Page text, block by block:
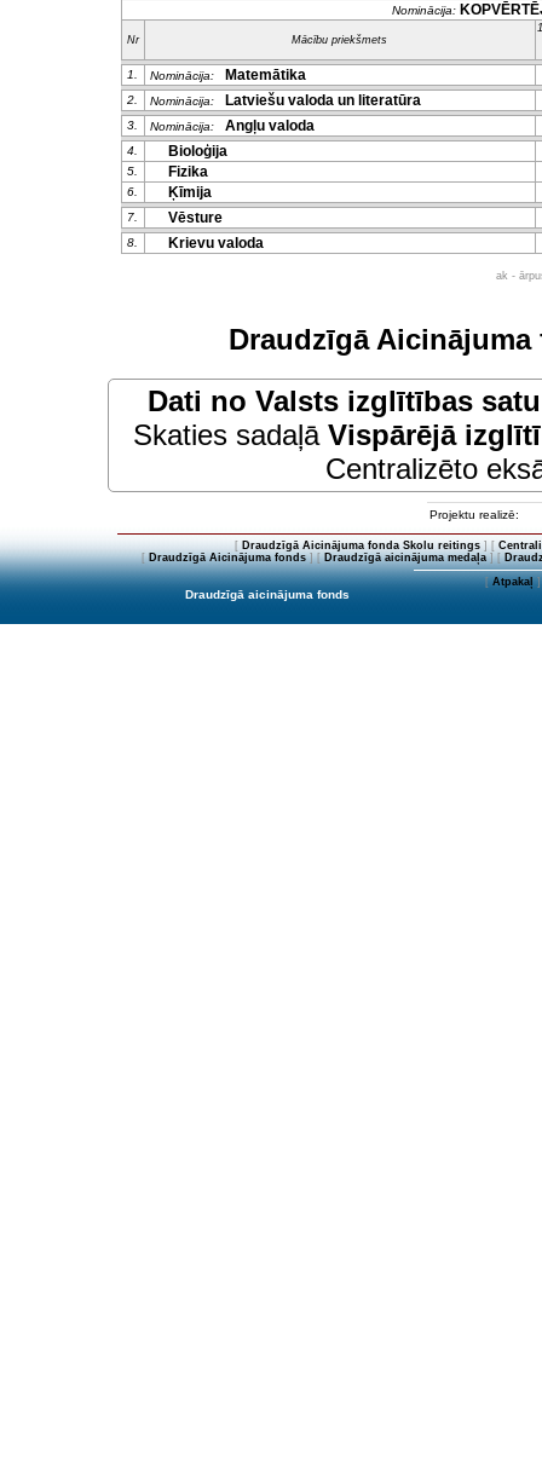
Nominācija:
Nr Mācību priekšmets
1. Nominācija: Matemātika
2. Nominācija: Latviešu valoda un literatūra
3. Nominācija: Angļu valoda
4. Bioloģija
5. Fizika
6. Ķīmija
7. Vēsture
8. Krievu valoda
ak -
Draudzīgā
Dati no Valsts izglītības
Skaties sadaļā Vispārējā
Centralizēto
Projektu realizē:
[ Draudzīgā Aicinājuma fonda Skolu reitings] [
[Draudzīgā Aicinājuma fonds] [Draudzīgā aicinājuma medaļa] [
[Atpakaļ]
Draudzīgā aicinājuma fonds